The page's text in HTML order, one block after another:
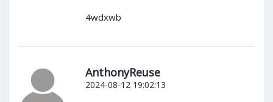
4wdxwb
AnthonyReuse
2024-08-12 19:02:13